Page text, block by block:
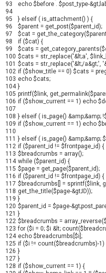
93
94
95
96
97
98
99
100
101
102
103
104
105
106
107
108
109
110
111
112
113
114
115
116
117
118
119
120
121
122
123
124
125
126
127
128
echo $before $post_type-&gt;
} elseif ( is_attachment() ) {
$parent = get_post($parent_id);
$cat = get_the_category(
if ($cat) {
$cats = get_category_parents(
$cats = str_replace('&lt;a'
$cats = str_replace('&lt;/a&gt;'
if ($show_title == 0) $cats =
echo $cats;
}
printf($link get_permalink(
if ($show_current == 1 ) echo
} elseif ( is_page() &amp;&amp; !
if ($show_current == 1 ) echo
} elseif ( is_page() &amp;&amp;
if ($parent_id != $frontpage_id) {
$breadcrumbs = array();
while ($parent_id) {
$page = get_page($parent_id);
if ($parent_id != $frontpage_id) {
$breadcrumbs
= sprintf($link
get_the_title($page-&gt;ID));
}
$parent_id = $page-&gt;
}
$breadcrumbs = array_reverse(
for ($i = 0; $i &lt; count(
echo $breadcrumbs $i ;
if ($i != count($breadcrumbs)-1 )
}
}
if ($show_current == 1 ) {